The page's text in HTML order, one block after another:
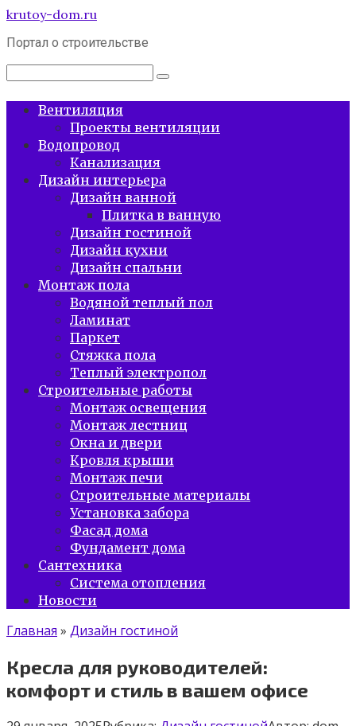
Перейти
контенту
krutoy-dom.ru
Портал о строительстве
Поиск:
Вентиляция
Проекты вентиляции
Водопровод
Канализация
Дизайн интерьера
Дизайн ванной
Плитка в ванную
Дизайн гостиной
Дизайн кухни
Дизайн спальни
Монтаж пола
Водяной теплый пол
Ламинат
Паркет
Стяжка пола
Теплый электропол
Строительные работы
Монтаж освещения
Монтаж лестниц
Окна и двери
Кровля крыши
Монтаж печи
Строительные материалы
Установка забора
Фасад дома
Фундамент дома
Сантехника
Система отопления
Новости
Главная » Дизайн гостиной
Кресла для руководителей:
комфорт и стиль в вашем офисе